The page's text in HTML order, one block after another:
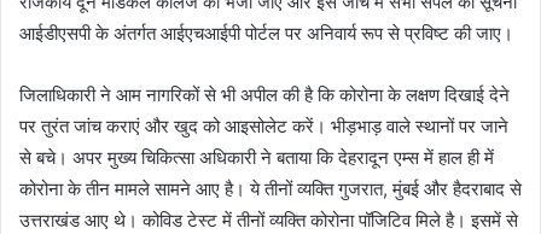
आईडीएसपी के अंतर्गत आईएचआईपी पोर्टल पर अनिवार्य रूप से प्रविष्ट की जाए।
जिलाधिकारी ने आम नागरिकों से भी अपील की है कि कोरोना के लक्षण दिखाई देने
पर तुरंत जांच कराएं और खुद को आइसोलेट करें। भीड़भाड़ वाले स्थानों पर जाने
से बचे। अपर मुख्य चिकित्सा अधिकारी ने बताया कि देहरादून एम्स में हाल ही में
कोरोना के तीन मामले सामने आए है। ये तीनों व्यक्ति गुजरात, मुंबई और हैदराबाद से
उत्तराखंड आए थे। कोविड टेस्ट में तीनों व्यक्ति कोरोना पॉजिटिव मिले है। इसमें से